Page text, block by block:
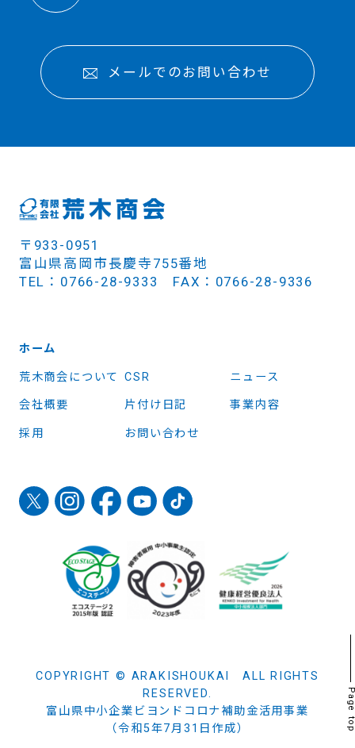
メールでのお問い合わせ
〒933-0951
富山県高岡市長慶寺755番地
TEL：0766-28-9333 FAX：0766-28-9336
ホーム
荒木商会について CSR ニュース
会社概要 片付け日記 事業内容
採用 お問い合わせ
COPYRIGHT © ARAKISHOUKAI ALL RIGHTS
RESERVED.
富山県中小企業ビヨンドコロナ補助金活用事業
（令和5年7月31日作成）